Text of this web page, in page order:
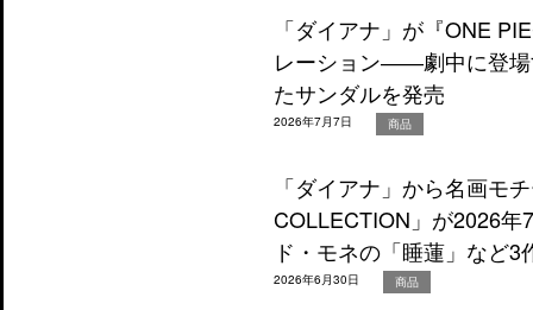
「ダイアナ」が『ONE
レーション――劇中に登場
たサンダルを発売
2026年7月7日 商品
「ダイアナ」から名画モ
COLLECTION」が2026
ド・モネの「睡蓮」など
2026年6月30日 商品